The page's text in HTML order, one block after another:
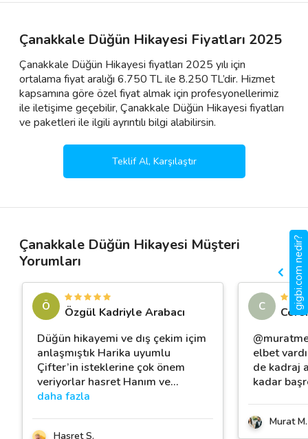
Çanakkale Düğün Hikayesi Fiyatları 2025
Çanakkale Düğün Hikayesi fiyatları 2025 yılı için
ortalama fiyat aralığı 6.750 TL ile 8.250 TL’dir. Hizmet
kapsamına göre özel fiyat almak için profesyonellerimiz
ile iletişime geçebilir, Çanakkale Düğün Hikayesi fiyatları
ve paketleri ile ilgili ayrıntılı bilgi alabilirsin.
Teklif Al, Karşılaştır
Çanakkale Düğün Hikayesi Müşteri
Yorumları
Ö
Özgül Kadriyle Arabacı
Düğün hikayemi ve dış çekim içim
anlaşmıştık Harika uyumlu
Çifter’in isteklerine çok önem
veriyorlar hasret Hanım ve…
daha fazla
Hasret S.
C
elbet
de kadraj
kadar
Murat M.
gigbi.com nedir?